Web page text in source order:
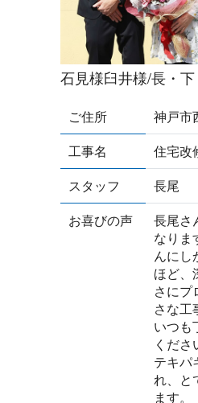
石見様臼井様/長・下
ご住所
神戸市
工事名
住宅改
スタッフ
長尾
お喜びの声
長尾さ
なりま
んにし
ほど、
さにプ
さな工
いつも
くだ
テキパ
れ、と
ます。